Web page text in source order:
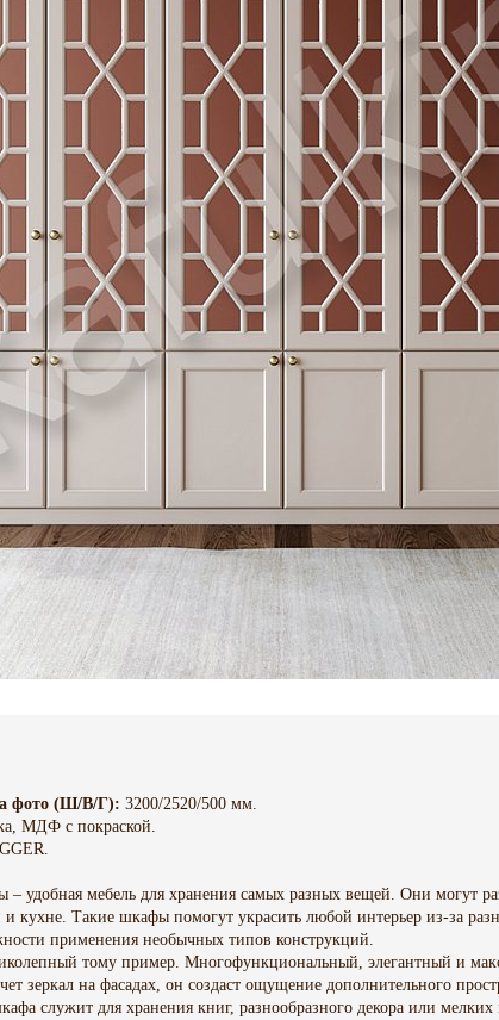
фото (Ш/В/Г): 3200/2520/500 мм.
МДФ с покраской.
удобная мебель для хранения самых разных вещей. Они могут
и кухне. Такие шкафы помогут украсить любой интерьер из-за
применения необычных типов конструкций.
тому пример. Многофункциональный, элегантный и
зеркал на фасадах, он создаст ощущение дополнительного
служит для хранения книг, разнообразного декора или мелких